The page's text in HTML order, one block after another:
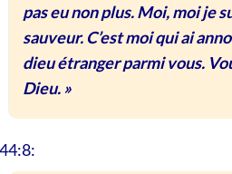
pas eu non plus. Moi, moi je
sauveur. C’est moi qui ai
dieu étranger parmi vous.
Dieu. »